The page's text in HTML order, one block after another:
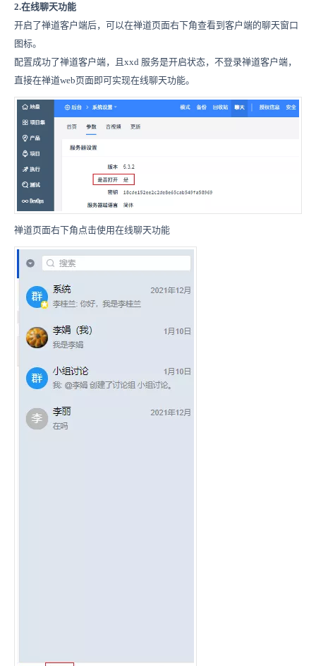
2.在线聊天功能
开启了禅道客户端后，可以在禅道页面右下角查看到客户端的聊天窗口
图标。
配置成功了禅道客户端，且xxd 服务是开启状态，不登录禅道客户端，
直接在禅道web页面即可实现在线聊天功能。
禅道页面右下角点击使用在线聊天功能